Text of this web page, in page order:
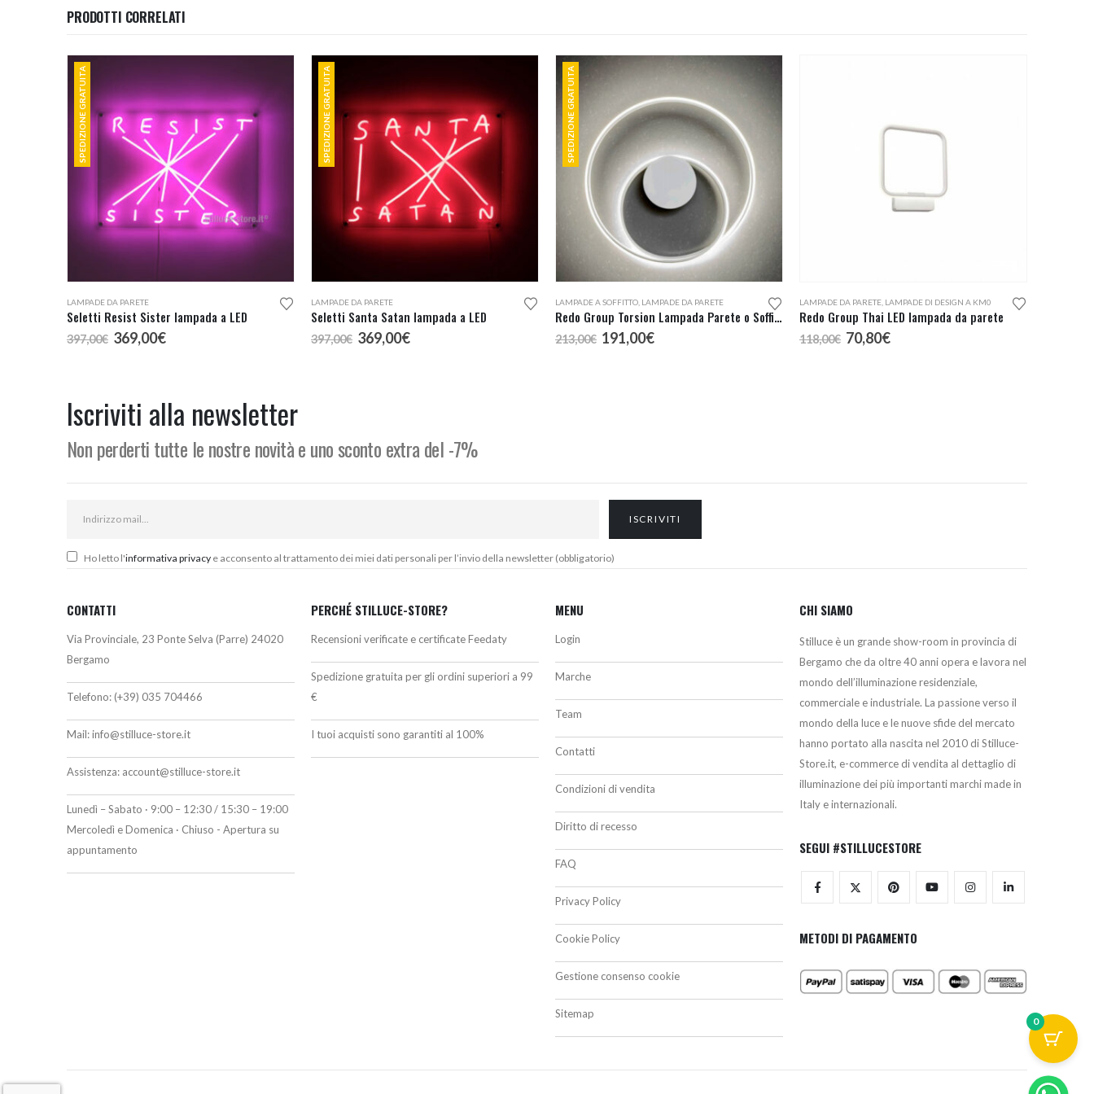
PRODOTTI CORRELATI
SPEDIZIONE GRATUITA
LAMPADE DA PARETE
Seletti Resist Sister lampada a LED
397,00€ Il
prezzo
369,00€Il
SPEDIZIONE GRATUITA
LAMPADE DA PARETE
Seletti Santa Satan lampada a LED
397,00€ Il
prezzo
369,00€Il
SPEDIZIONE GRATUITA
LAMPADE A SOFFITTO LAMPADE DA PARETE
Redo Group Torsion Lampada Parete o Soffitto LED
213,00€ Il
prezzo
191,00€Il
LAMPADE DA PARETE LAMPADE DI DESIGN A KM0
Redo Group Thai LED lampada da parete
118,00€ Il
prezzo
70,80€Il
Iscriviti alla newsletter
Non perderti tutte le nostre novità e uno sconto extra del -7%
Ho letto l'informativa privacy e acconsento al trattamento dei miei dati personali per l’invio della newsletter (obbligatorio)
CONTATTI
Via Provinciale, 23 Ponte Selva (Parre) 24020
Bergamo
Telefono: (+39) 035 704466
Mail:info@stilluce-store.it
Assistenza: account@stilluce-store.it
Lunedì – Sabato · 9:00 – 12:30 / 15:30 – 19:00
Mercoledì e Domenica · Chiuso - Apertura su
appuntamento
PERCHÉ STILLUCE-STORE?
Recensioni verificate e certificate Feedaty
Spedizione gratuita per gli ordini superiori a 99
€
I tuoi acquisti sono garantiti al 100%
MENU
Login
Marche
Team
Contatti
Condizioni di vendita
Diritto di recesso
FAQ
Privacy Policy
Cookie Policy
Gestione consenso cookie
Sitemap
CHI SIAMO
Stilluce è un grande show-room in provincia di
Bergamo che da oltre 40 anni opera e lavora nel
mondo dell’illuminazione residenziale,
commerciale e industriale. La passione verso il
mondo della luce e le nuove sfide del mercato
hanno portato alla nascita nel 2010 di Stilluce-
Store.it, e-commerce di vendita al dettaglio di
illuminazione dei più importanti marchi made in
Italy e internazionali.
SEGUI #STILLUCESTORE
METODI DI PAGAMENTO
0